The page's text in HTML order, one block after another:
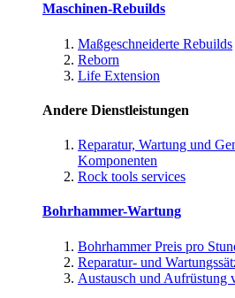
Maschinen-Rebuilds
Maßgeschneiderte Rebuilds
Reborn
Life Extension
Andere Dienstleistungen
Reparatur, Wartung und
Komponenten
Rock tools services
Bohrhammer-Wartung
Bohrhammer Preis pro
Reparatur- und
Austausch und Aufrüstung